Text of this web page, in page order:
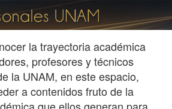
la trayectoria académica
profesores y técnicos
la UNAM, en este espacio,
a contenidos fruto de la